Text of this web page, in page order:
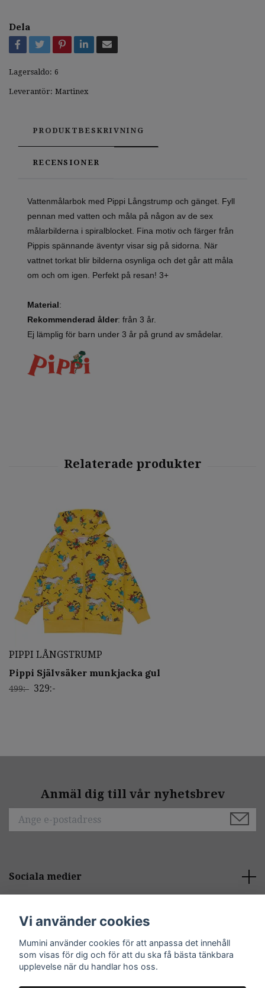
Dela
Lagersaldo: 6
Leverantör: Martinex
PRODUKTBESKRIVNING
RECENSIONER
Vattenmålarbok med Pippi Långstrump och gänget. Fyll
pennan med vatten och måla på någon av de sex
målarbilderna i spiralblocket. Fina motiv och färger från
Pippis spännande äventyr visar sig på sidorna. När
vattnet torkat blir bilderna osynliga och det går att måla
om och om igen. Perfekt på resan! 3+
Material:
Rekommenderad ålder: från 3 år.
Ej lämplig för barn under 3 år på grund av smådelar.
PIPPI LÅNGSTRUMP
Pippi Självsäker munkjacka gul
499:- 329:-
Anmäl dig till vår nyhetsbrev
Sociala medier
Kontakt
Vi använder cookies
Mumini använder cookies för att anpassa det innehåll
som visas för dig och för att du ska få bästa tänkbara
upplevelse när du handlar hos oss.